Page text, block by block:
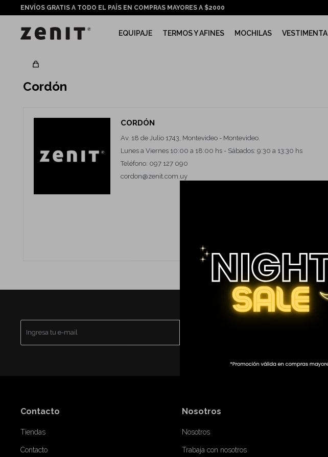
EQUIPAJE TERMOS Y AFINES MOCHILAS VESTIMENTA
ENVÍOS GRATIS A TODO EL PAÍS EN COMPRAS MAYORES A $2000
Cordón
CORDÓN
Av. 18 de Julio 1743, Montevideo - Montevideo.
Lunes a Viernes 10:00 a 18:00 hs - Sábados: 9:30 a 13:30 hs
Teléfono: 097 127 090
cordon@zenit.com.uy
Contacto
Tiendas
Contacto
Nosotros
Nosotros
Trabaja con nosotros